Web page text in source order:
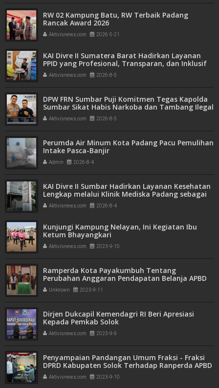
RW 02 Kampung Batu, RW Terbaik Padang
Rancak Award 2026
Aktivisnews.com 2026-5-21
KAI Divre II Sumatera Barat Hadirkan Layanan
PPID yang Profesional, Transparan, dan Inklusif
untuk Mempermudah Akses Informasi Publik
Aktivisnews.com 2026-8-5
DPW FRN Sumbar Puji Komitmen Tegas Kapolda
Sumbar Sikat Habis Narkoba dan Tambang Ilegal
Aktivisnews.com 2026-8-5
Perumda Air Minum Kota Padang Pacu Pemulihan
Intake Pasca-Banjir
Admin 2026-8-4
KAI Divre II Sumbar Hadirkan Layanan Kesehatan
Lengkap melalui Klinik Mediska Padang sebagai
Fasilitas Kesehatan Tingkat Pertama (FKTP)
Aktivisnews.com 2026-8-4
Kunjungi Kampung Nelayan, Ini Kegiatan Ibu
Ketum Bhayangkari
Aktivisnews.com 2023-9-10
Ramperda Kota Payakumbuh Tentang
Perubahan Anggaran Pendapatan Belanja APBD
Disetujui
Unknown 2023-9-11
Dirjen Dukcapil Kemendagri RI Beri Apresiasi
Kepada Pemkab Solok
Aktivisnews.com 2023-9-9
Penyampaian Pandangan Umum Fraksi - Fraksi
DPRD Kabupaten Solok Terhadap Ranperda APBD
Tahun 2024
Aktivisnews.com 2023-9-10